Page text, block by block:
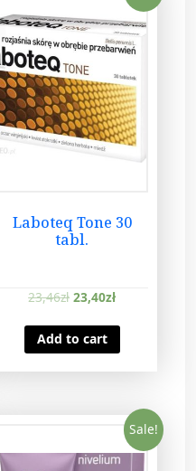
Laboteq Tone 30
tabl.
23,46zł 23,40zł
Add to cart
Sale!